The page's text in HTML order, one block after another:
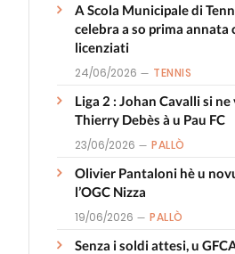
A Scola Municipale di
celebra a so prima annata
licenziati
24/06/2026 TENNIS
Liga 2 : Johan Cavalli si
Thierry Debès à u Pau FC
23/06/2026 PALLÒ
Olivier Pantaloni hè u
l’OGC Nizza
19/06/2026 PALLÒ
Senza i soldi attesi, u